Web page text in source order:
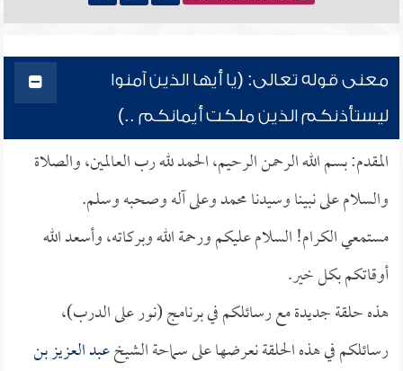
معنى قوله تعالى: (يا أيها الذين آمنوا
ليستأذنكم الذين ملكت أيمانكم ..)
المقدم: بسم الله الرحمن الرحيم، الحمد لله رب العالمين، والصلاة
والسلام على نبينا وسيدنا محمد وعلى آله وصحبه وسلم.
مستمعي الكرام! السلام عليكم ورحمة الله وبركاته، وأسعد الله
أوقاتكم بكل خير.
هذه حلقة جديدة مع رسائلكم في برنامج (نور على الدرب)،
رسائلكم في هذه الحلقة نعرضها على سماحة الشيخعبد العزيز بن